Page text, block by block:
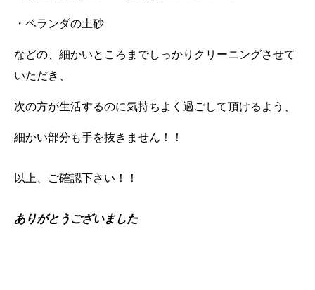
・ベランダの土砂
などの、 細かいところまでしっかりクリーニングさせて
いただき、
次の方が生活するのに気持ちよく過ごして頂けるよう、
細かい部分も手を抜きません！！
以上、ご確認下さい！！
ありがとうございました